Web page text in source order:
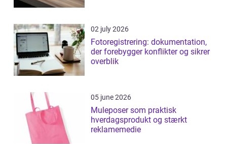
02 july 2026
Fotoregistrering: dokumentation,
der forebygger konflikter og sikrer
overblik
05 june 2026
Muleposer som praktisk
hverdagsprodukt og stærkt
reklamemedie